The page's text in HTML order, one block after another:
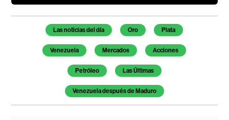
Temas de este artículo
Las noticias del día Oro Plata
Venezuela Mercados Acciones
Petróleo Las Últimas
Venezuela después de Maduro